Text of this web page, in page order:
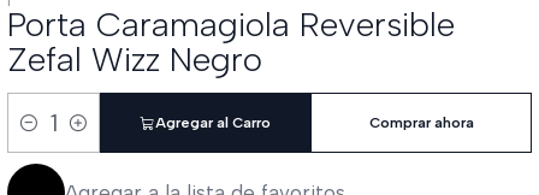
Porta Caramagiola Reversible
Zefal Wizz Negro
Cantidad
Agregar al Carro Comprar ahora